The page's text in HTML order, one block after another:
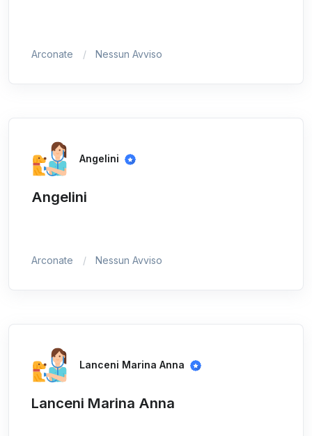
Arconate Nessun Avviso
Angelini
Angelini
Arconate Nessun Avviso
Lanceni Marina Anna
Lanceni Marina Anna